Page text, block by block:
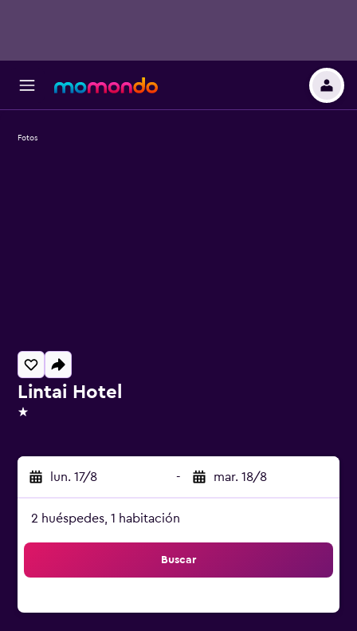
Lintai Hotel
1 estrella
lun. 17/8 - mar. 18/8
2 huéspedes, 1 habitación
Buscar
Fotos